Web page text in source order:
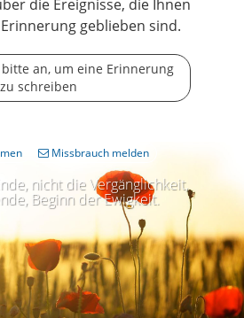
die Ereignisse, die Ihnen
geblieben sind.
an, um eine Erinnerung
zu schreiben
nicht die Vergänglichkeit,
Beginn der Ewigkeit.
Missbrauch melden